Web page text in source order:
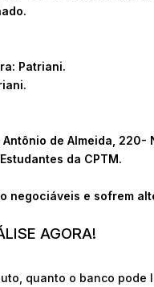
Patriani.
de Almeida,
da CPTM.
negociáveis e sofrem
AGORA!
quanto o banco pode